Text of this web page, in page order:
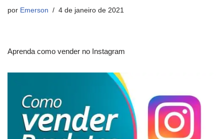
por Emerson 4 de janeiro de 2021
Aprenda como vender no Instagram